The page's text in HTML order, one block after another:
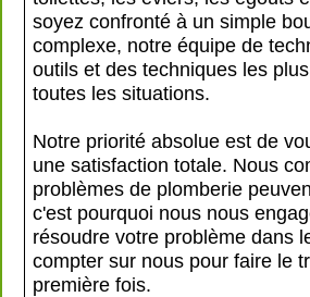
soyez confronté à un simple
complexe, notre équipe de
outils et des techniques les
toutes les situations.
Notre priorité absolue est de
une satisfaction totale. Nous
problèmes de plomberie
c'est pourquoi nous nous
résoudre votre problème dans
compter sur nous pour faire le
première fois.